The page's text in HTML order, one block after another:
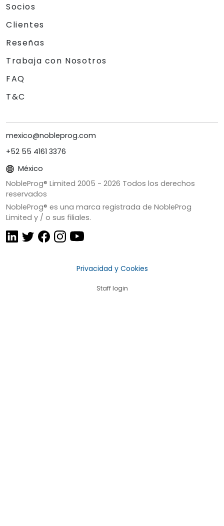
Socios
Clientes
Reseñas
Trabaja con Nosotros
FAQ
T&C
mexico@nobleprog.com
+52 55 4161 3376
México
NobleProg® Limited 2005 - 2026 Todos los derechos
reservados
NobleProg® es una marca registrada de NobleProg
Limited y / o sus filiales.
Privacidad y Cookies
Staff login